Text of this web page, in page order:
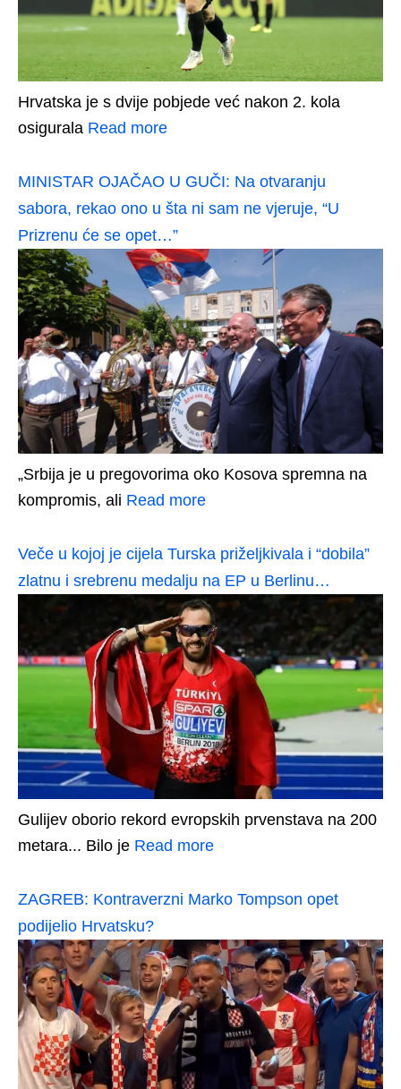
Hrvatska je s dvije pobjede već nakon 2. kola
osigurala Read more
MINISTAR OJAČAO U GUČI: Na otvaranju
sabora, rekao ono u šta ni sam ne vjeruje, “U
Prizrenu će se opet…”
„Srbija je u pregovorima oko Kosova spremna na
kompromis, ali Read more
Veče u kojoj je cijela Turska priželjkivala i “dobila”
zlatnu i srebrenu medalju na EP u Berlinu…
Gulijev oborio rekord evropskih prvenstava na 200
metara... Bilo je Read more
ZAGREB: Kontraverzni Marko Tompson opet
podijelio Hrvatsku?